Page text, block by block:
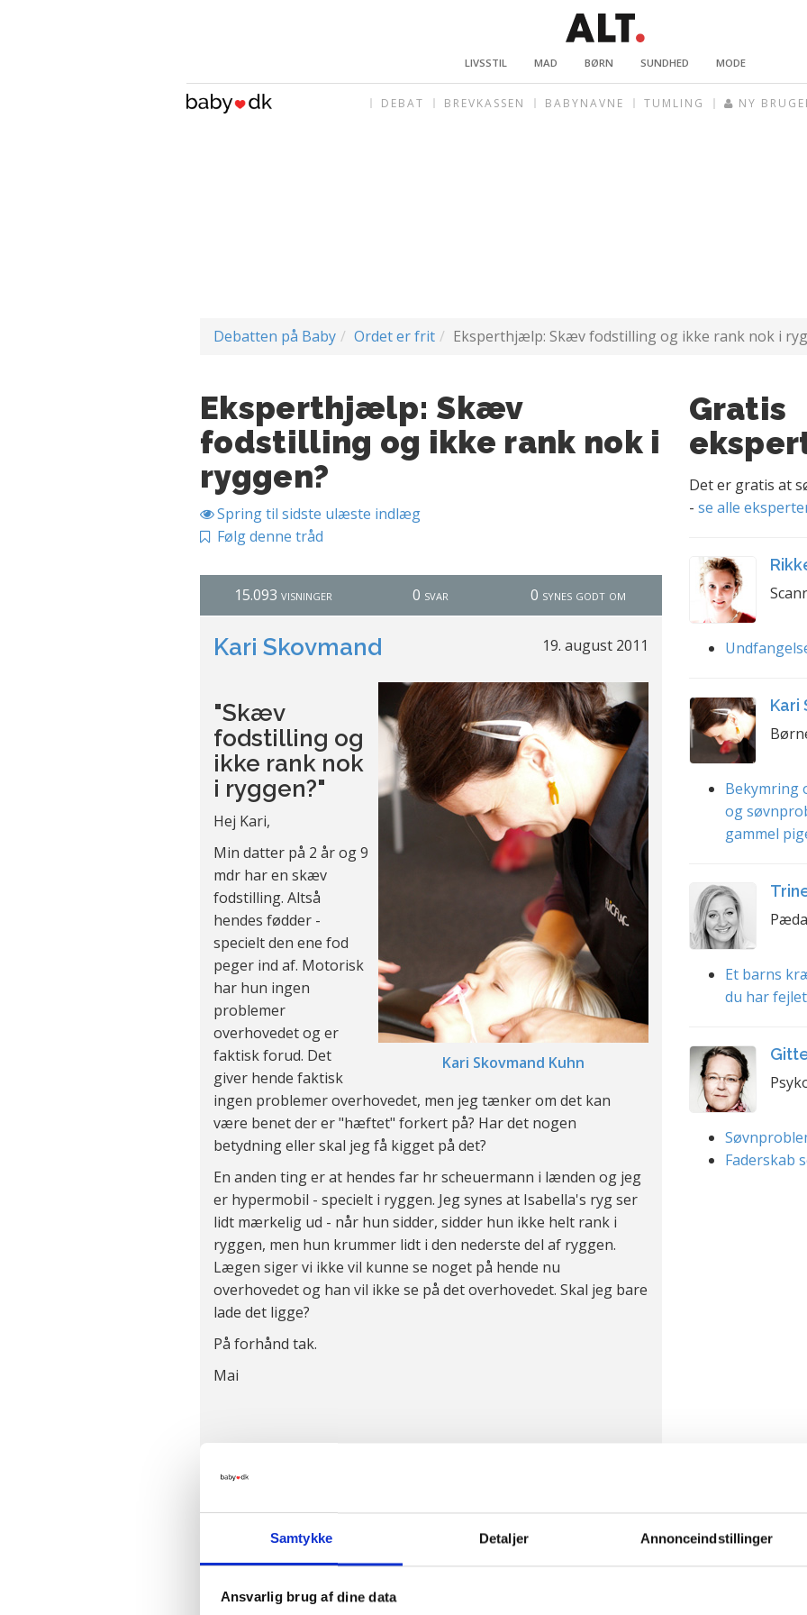
Samtykke Detaljer Annonceindstillinger
Ansvarlig brug af dine data
LIVSSTIL MAD BØRN SUNDHED MODE
DEBAT BREVKASSEN BABYNAVNE TUMLING NY
Debatten på Baby Ordet er frit Eksperthjælp: Skæv fodstilling og ikke rank nok i
Eksperthjælp: Skæv
fodstilling og ikke rank nok i
ryggen?
Spring til sidste ulæste indlæg
Følg denne tråd
15.093 visninger 0 svar 0 synes godt om
19. august 2011
Kari Skovmand
Kari Skovmand Kuhn
"Skæv
fodstilling og
ikke rank nok
i ryggen?"
Hej Kari,
Min datter på 2 år og 9
mdr har en skæv
fodstilling. Altså
hendes fødder -
specielt den ene fod
peger ind af. Motorisk
har hun ingen
problemer
overhovedet og er
faktisk forud. Det
giver hende faktisk
ingen problemer overhovedet, men jeg tænker om det kan
være benet der er "hæftet" forkert på? Har det nogen
betydning eller skal jeg få kigget på det?
En anden ting er at hendes far hr scheuermann i lænden og jeg
er hypermobil - specielt i ryggen. Jeg synes at Isabella's ryg ser
lidt mærkelig ud - når hun sidder, sidder hun ikke helt rank i
ryggen, men hun krummer lidt i den nederste del af ryggen.
Lægen siger vi ikke vil kunne se noget på hende nu
overhovedet og han vil ikke se på det overhovedet. Skal jeg bare
lade det ligge?
På forhånd tak.
Mai
Karis svar
Hej Mai
Tak for dit spørgsmål, det er interessant, og et godt eksempel
på hvor svært det kan være at finde ud af, hvornår man skal
tage bekymre sig eller ej.
Gratis
Det er gratis at
- se alle
Kari
Bekymring
og
gammel
Et barns
du har
Faderskab